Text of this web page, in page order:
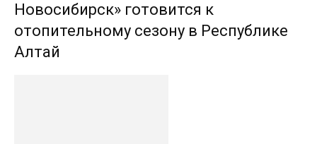
Новосибирск» готовится к
отопительному сезону в Республике
Алтай